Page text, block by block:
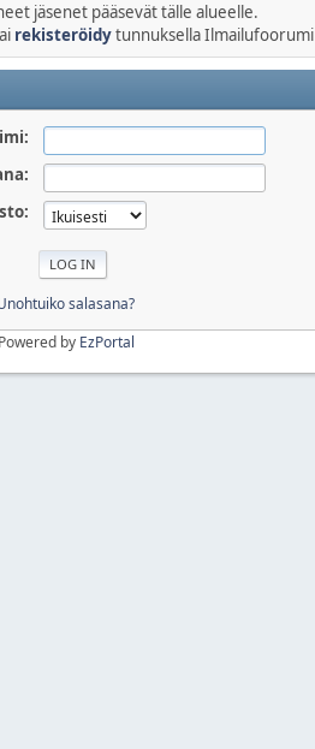
jäsenet pääsevät tälle alueelle.
rekisteröidytunnuksella Ilmailufoorumi
salasana?
Powered by EzPortal